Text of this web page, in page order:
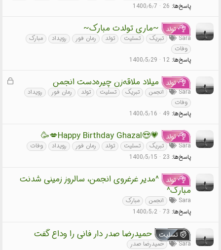
پاسخ‌ها 26 1400٫6٫7
تولد ~ماری تولدت مبارک~
Sara تبریک تسلیت تولد رمان فور رویداد
مبارک
وفات
پاسخ‌ها 12 1400٫5٫29
ق
تولد میلاد ملاقه‌زن چیره‌دست انجمن
Sara انجمن تبریک تسلیت تولد رمان فور
رویداد
وفات
پاسخ‌ها 49 1400٫5٫16
تولد 💗😍Happy Birthday Ghazal💋🥳
Sara تبریک تسلیت تولد رمان فور رویداد
وفات
پاسخ‌ها 23 1400٫5٫15
تولد
^مدیر غرغروی انجمن، سالروز زمینی شدنت
مبارک^
Sara انجمن
مبارک
پاسخ‌ها 73 1400٫5٫2
تسلیت حمیدرضا صدر دار فانی را وداع گفت
Sara
حمیدرضا صدر